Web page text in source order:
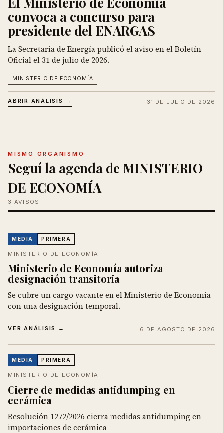
convoca a concurso para
presidente del ENARGAS
La Secretaría de Energía publicó el aviso en el Boletín
Oficial el 31 de julio de 2026.
MINISTERIO DE ECONOMÍA
ABRIR ANÁLISIS → 31 DE JULIO DE 2026
MISMO ORGANISMO
Seguí la agenda de MINISTERIO
DE ECONOMÍA
3 AVISOS
MEDIA PRIMERA
MINISTERIO DE ECONOMÍA
Ministerio de Economía autoriza
designación transitoria
Se cubre un cargo vacante en el Ministerio de Economía
con una designación temporal.
VER ANÁLISIS → 6 DE AGOSTO DE 2026
MEDIA PRIMERA
MINISTERIO DE ECONOMÍA
Cierre de medidas antidumping en
cerámica
Resolución 1272/2026 cierra medidas antidumping en
importaciones de cerámica